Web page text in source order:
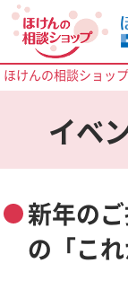
ほけんの相談ショッ
イベ
新年の
の「こ